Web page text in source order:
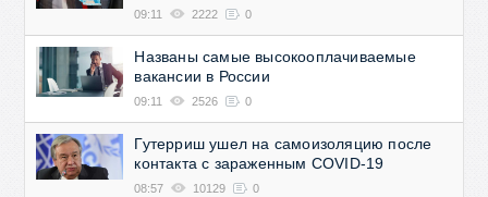
09:11 2222 0
Названы самые высокооплачиваемые
вакансии в России
09:11 2526 0
Гутерриш ушел на самоизоляцию после
контакта с зараженным COVID-19
08:57 10129 0